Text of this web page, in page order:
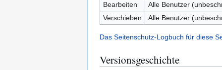
Bearbeiten
Alle Benutzer
Verschieben
Alle Benutzer
Das Seitenschutz-Logbuch für diese
Versionsgeschichte